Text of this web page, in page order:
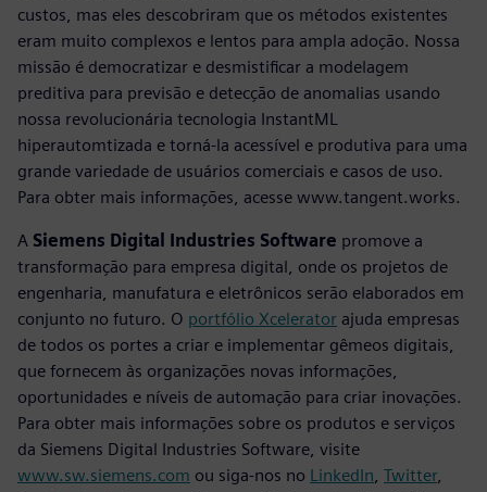
custos, mas eles descobriram que os métodos existentes
eram muito complexos e lentos para ampla adoção. Nossa
missão é democratizar e desmistificar a modelagem
preditiva para previsão e detecção de anomalias usando
nossa revolucionária tecnologia InstantML
hiperautomtizada e torná-la acessível e produtiva para uma
grande variedade de usuários comerciais e casos de uso.
Para obter mais informações, acesse www.tangent.works.
A Siemens Digital Industries Software promove a
transformação para empresa digital, onde os projetos de
engenharia, manufatura e eletrônicos serão elaborados em
conjunto no futuro. O portfólio Xcelerator ajuda empresas
de todos os portes a criar e implementar gêmeos digitais,
que fornecem às organizações novas informações,
oportunidades e níveis de automação para criar inovações.
Para obter mais informações sobre os produtos e serviços
da Siemens Digital Industries Software, visite
www.sw.siemens.com ou siga-nos no LinkedIn Twitter,